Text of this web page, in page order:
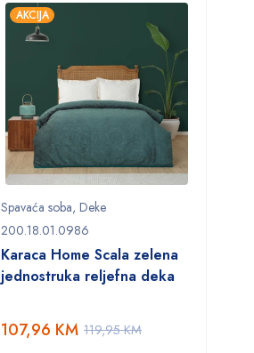
AKCIJA
Spavaća soba, Deke
200.18.01.0986
Karaca Home Scala zelena
jednostruka reljefna deka
119,95KM
107,96 KM